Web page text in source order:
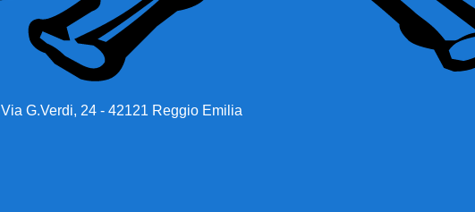
Via G.Verdi, 24 - 42121 Reggio Emilia